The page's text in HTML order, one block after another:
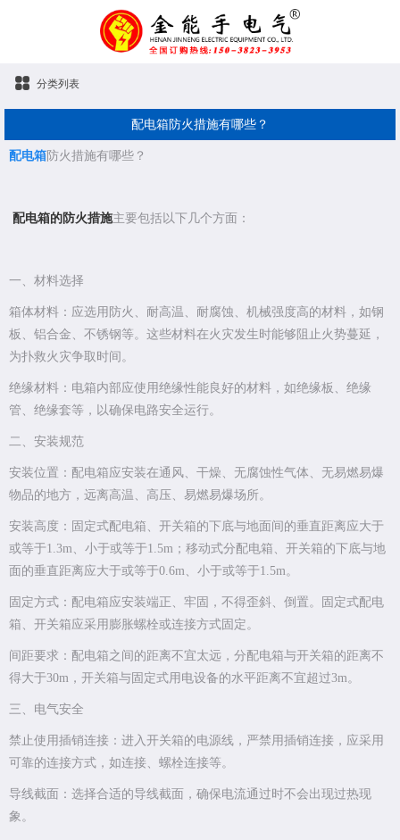
分类列表
配电箱防火措施有哪些？
配电箱防火措施有哪些？
配电箱的防火措施主要包括以下几个方面：
一、材料选择
箱体材料：应选用防火、耐高温、耐腐蚀、机械强度高的材料，如钢
板、铝合金、不锈钢等。这些材料在火灾发生时能够阻止火势蔓延，
为扑救火灾争取时间。
绝缘材料：电箱内部应使用绝缘性能良好的材料，如绝缘板、绝缘
管、绝缘套等，以确保电路安全运行。
二、安装规范
安装位置：配电箱应安装在通风、干燥、无腐蚀性气体、无易燃易爆
物品的地方，远离高温、高压、易燃易爆场所。
安装高度：固定式配电箱、开关箱的下底与地面间的垂直距离应大于
或等于1.3m、小于或等于1.5m；移动式分配电箱、开关箱的下底与地
面的垂直距离应大于或等于0.6m、小于或等于1.5m。
固定方式：配电箱应安装端正、牢固，不得歪斜、倒置。固定式配电
箱、开关箱应采用膨胀螺栓或连接方式固定。
间距要求：配电箱之间的距离不宜太远，分配电箱与开关箱的距离不
得大于30m，开关箱与固定式用电设备的水平距离不宜超过3m。
三、电气安全
禁止使用插销连接：进入开关箱的电源线，严禁用插销连接，应采用
可靠的连接方式，如连接、螺栓连接等。
导线截面：选择合适的导线截面，确保电流通过时不会出现过热现
象。